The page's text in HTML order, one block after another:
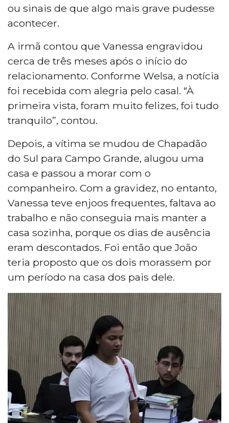
ou sinais de que algo mais grave pudesse
acontecer.
A irmã contou que Vanessa engravidou
cerca de três meses após o início do
relacionamento. Conforme Welsa, a notícia
foi recebida com alegria pelo casal. “À
primeira vista, foram muito felizes, foi tudo
tranquilo”, contou.
Depois, a vítima se mudou de Chapadão
do Sul para Campo Grande, alugou uma
casa e passou a morar com o
companheiro. Com a gravidez, no entanto,
Vanessa teve enjoos frequentes, faltava ao
trabalho e não conseguia mais manter a
casa sozinha, porque os dias de ausência
eram descontados. Foi então que João
teria proposto que os dois morassem por
um período na casa dos pais dele.